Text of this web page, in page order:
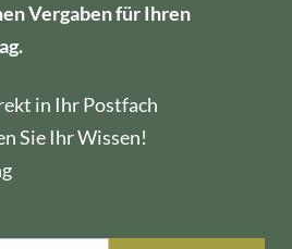
Vergaben für Ihren
in Ihr Postfach
Sie Ihr Wissen!